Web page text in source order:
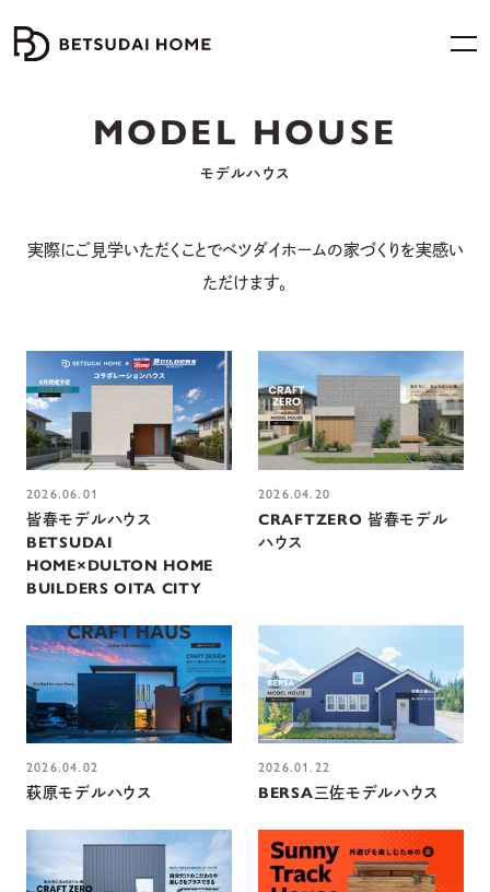
MODEL HOUSE
モデルハウス
実際にご見学いただくことでベツダイホームの家づくりを実感い
ただけます。
2026.06.01
皆春モデルハウス
BETSUDAI
HOME×DULTON HOME
BUILDERS OITA CITY
2026.04.20
CRAFTZERO 皆春モデル
ハウス
2026.04.02
萩原モデルハウス
2026.01.22
BERSA三佐モデルハウス